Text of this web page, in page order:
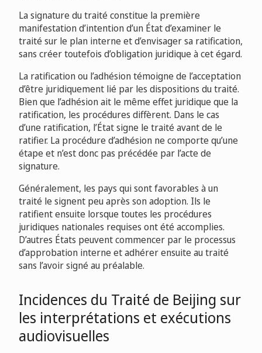
La signature du traité constitue la première
manifestation d’intention d’un État d’examiner le
traité sur le plan interne et d’envisager sa ratification,
sans créer toutefois d’obligation juridique à cet égard.
La ratification ou l’adhésion témoigne de l’acceptation
d’être juridiquement lié par les dispositions du traité.
Bien que l’adhésion ait le même effet juridique que la
ratification, les procédures diffèrent. Dans le cas
d’une ratification, l’État signe le traité avant de le
ratifier. La procédure d’adhésion ne comporte qu’une
étape et n’est donc pas précédée par l’acte de
signature.
Généralement, les pays qui sont favorables à un
traité le signent peu après son adoption. Ils le
ratifient ensuite lorsque toutes les procédures
juridiques nationales requises ont été accomplies.
D’autres États peuvent commencer par le processus
d’approbation interne et adhérer ensuite au traité
sans l’avoir signé au préalable.
Incidences du Traité de Beijing sur
les interprétations et exécutions
audiovisuelles